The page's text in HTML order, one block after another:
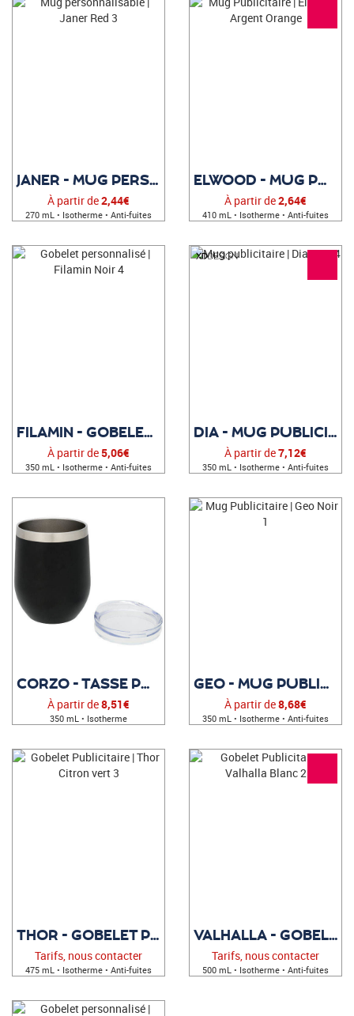
JANER - MUG PERSONNALISABLE
À partir de2,44€
270 mL • Isotherme • Anti-fuites
ELWOOD - MUG PUBLICITAIRE
À partir de2,64€
410 mL • Isotherme • Anti-fuites
FILAMIN - GOBELET PERSONNALISÉ
À partir de5,06€
350 mL • Isotherme • Anti-fuites
DIA - MUG PUBLICITAIRE
À partir de7,12€
350 mL • Isotherme • Anti-fuites
CORZO - TASSE PUBLICITAIRE
À partir de8,51€
350 mL • Isotherme
GEO - MUG PUBLICITAIRE
À partir de8,68€
350 mL • Isotherme • Anti-fuites
THOR - GOBELET PUBLICITAIRE
Tarifs, nous contacter
475 mL • Isotherme • Anti-fuites
VALHALLA - GOBELET PUBLICITAIRE
Tarifs, nous contacter
500 mL • Isotherme • Anti-fuites